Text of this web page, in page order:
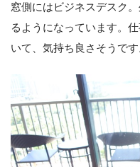
窓側にはビジネスデスク
るようになっています。
いて、気持ち良さそうです